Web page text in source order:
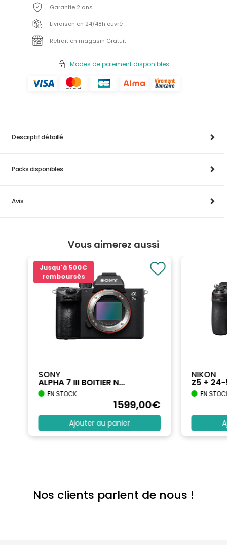
Garantie 2 ans
Livraison en 24/48h ouvré
Retrait en magasin Gratuit
Modes de paiement disponibles
Descriptif détaillé
Packs disponibles
Avis
Vous aimerez aussi
Jusqu'à 500€
remboursés
SONY
ALPHA 7 III BOITIER N...
EN STOCK
1599,00€
Ajouter au panier
NIKON
Z5 +
EN
Nos clients parlent de nous !